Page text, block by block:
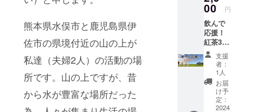
熊本県水俣市と鹿児島県伊
佐市の県境付近の山の上が
私達（夫婦2人）の活動の場
所です。山の上ですが、昔
から水が豊富な場所だった
00 円
飲んで
応援！
紅茶3点
セット
内容量
焙煎和
紅茶
（2gx1
2個）原
支援
者：
1人
お届
け予
定：
2024